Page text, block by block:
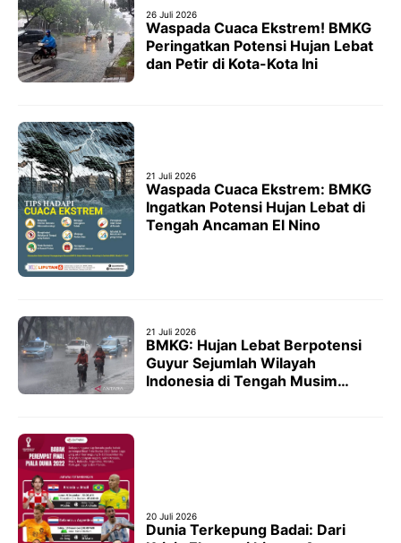
26 Juli 2026
Waspada Cuaca Ekstrem! BMKG
Peringatkan Potensi Hujan Lebat
dan Petir di Kota-Kota Ini
21 Juli 2026
Waspada Cuaca Ekstrem: BMKG
Ingatkan Potensi Hujan Lebat di
Tengah Ancaman El Nino
21 Juli 2026
BMKG: Hujan Lebat Berpotensi
Guyur Sejumlah Wilayah
Indonesia di Tengah Musim
20 Juli 2026
Dunia Terkepung Badai: Dari